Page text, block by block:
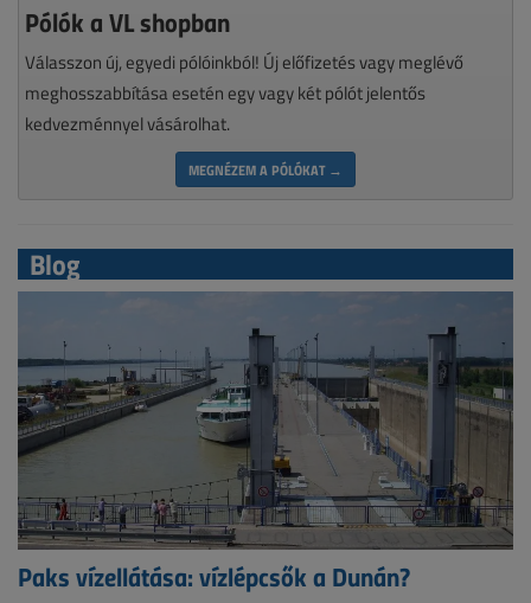
Pólók a VL shopban
Válasszon új, egyedi pólóinkból! Új előfizetés vagy meglévő
meghosszabbítása esetén egy vagy két pólót jelentős
kedvezménnyel vásárolhat.
MEGNÉZEM A PÓLÓKAT →
Blog
Paks vízellátása: vízlépcsők a Dunán?